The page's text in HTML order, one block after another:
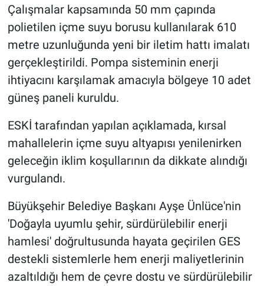
Çalışmalar kapsamında 50 mm çapında
polietilen içme suyu borusu kullanılarak 610
metre uzunluğunda yeni bir iletim hattı imalatı
gerçekleştirildi. Pompa sisteminin enerji
ihtiyacını karşılamak amacıyla bölgeye 10 adet
güneş paneli kuruldu.
ESKİ tarafından yapılan açıklamada, kırsal
mahallelerin içme suyu altyapısı yenilenirken
geleceğin iklim koşullarının da dikkate alındığı
vurgulandı.
Büyükşehir Belediye Başkanı Ayşe Ünlüce'nin
'Doğayla uyumlu şehir, sürdürülebilir enerji
hamlesi' doğrultusunda hayata geçirilen GES
destekli sistemlerle hem enerji maliyetlerinin
azaltıldığı hem de çevre dostu ve sürdürülebilir